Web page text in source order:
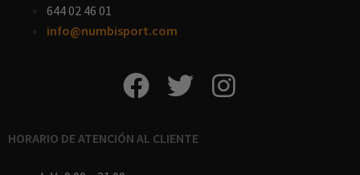
644 02 46 01
info@numbisport.com
HORARIO DE ATENCIÓN AL CLIENTE